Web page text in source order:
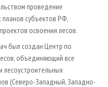
проведение
планов субъектов РФ,
освоения лесов.
был создан Центр по
объединяющий все
лесоустроительных
(Северо-Западный, Западно-